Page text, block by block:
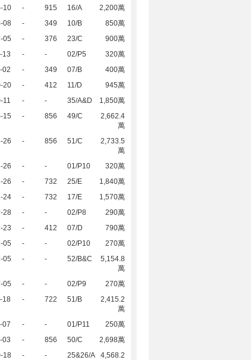
10
- 915 16/A
2,200萬
08
- 349 10/B
850萬
05
- 376 23/C
900萬
13
- - 02/P5
320萬
02
- 349 07/B
400萬
20
- 412 11/D
945萬
11
- - 35/A&D
1,850萬
15
- 856 49/C
2,662.4
萬
26
- 856 51/C
2,733.5
萬
26
- - 01/P10
320萬
26
- 732 25/E
1,840萬
24
- 732 17/E
1,570萬
28
- - 02/P8
290萬
23
- 412 07/D
790萬
05
- - 02/P10
270萬
05
- - 52/B&C
5,154.8
萬
05
- - 02/P9
270萬
18
- 722 51/B
2,415.2
萬
07
- - 01/P11
250萬
03
- 856 50/C
2,698萬
18
- - 25&26/A
4,568.2